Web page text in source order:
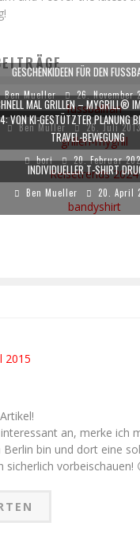
GESCHENKIDEEN FÜR DEN
Ben Mueller 26. November
MAL GRILLEN – MYGRILL®
Ben Müller 26. Juli 2013
VON KI-GESTÜTZTER PLANUNG
TRAVEL-BEWEGUNG
bori 20. Februar
INDIVIDUELLER T-SHIRT
Ben Mueller 20. April
2015
an, merke ich
Berlin bin und dort eine
sicherlich vorbeischauen!